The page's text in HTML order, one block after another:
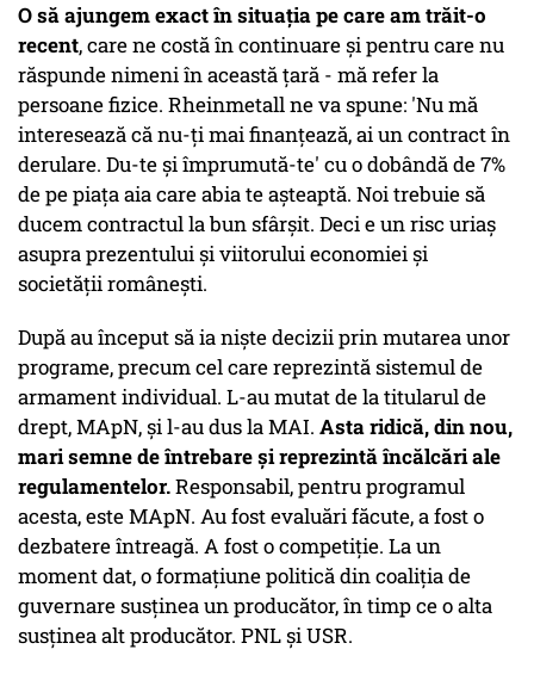
O să ajungem exact în situația pe care am trăit-o
recent, care ne costă în continuare și pentru care nu
răspunde nimeni în această țară - mă refer la
persoane fizice. Rheinmetall ne va spune: 'Nu mă
interesează că nu-ți mai finanțează, ai un contract în
derulare. Du-te și împrumută-te' cu o dobândă de 7%
de pe piața aia care abia te așteaptă. Noi trebuie să
ducem contractul la bun sfârșit. Deci e un risc uriaș
asupra prezentului și viitorului economiei și
societății românești.
După au început să ia niște decizii prin mutarea unor
programe, precum cel care reprezintă sistemul de
armament individual. L-au mutat de la titularul de
drept, MApN, și l-au dus la MAI. Asta ridică, din nou,
mari semne de întrebare și reprezintă încălcări ale
regulamentelor.Responsabil, pentru programul
acesta, este MApN. Au fost evaluări făcute, a fost o
dezbatere întreagă. A fost o competiție. La un
moment dat, o formațiune politică din coaliția de
guvernare susținea un producător, în timp ce o alta
susținea alt producător. PNL și USR.